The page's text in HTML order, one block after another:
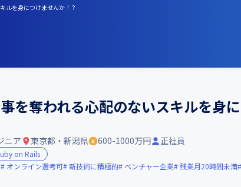
ルを身につけませんか！？
を奪われる心配のないスキルを身
ニア 東京都・新潟県 600-1000万円 正社員
on Rails
オンライン選考可 新技術に積極的 ベンチャー企業 残業月20時間未満